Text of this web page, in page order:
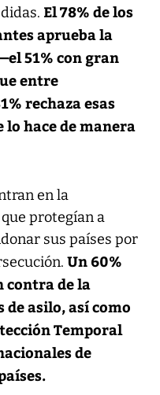
El 78% de los
aprueba la
51% con gran
entre
rechaza esas
lo hace de manera
en la
protegían a
sus países por
Un 60%
contra de la
de asilo, así como
Temporal
de